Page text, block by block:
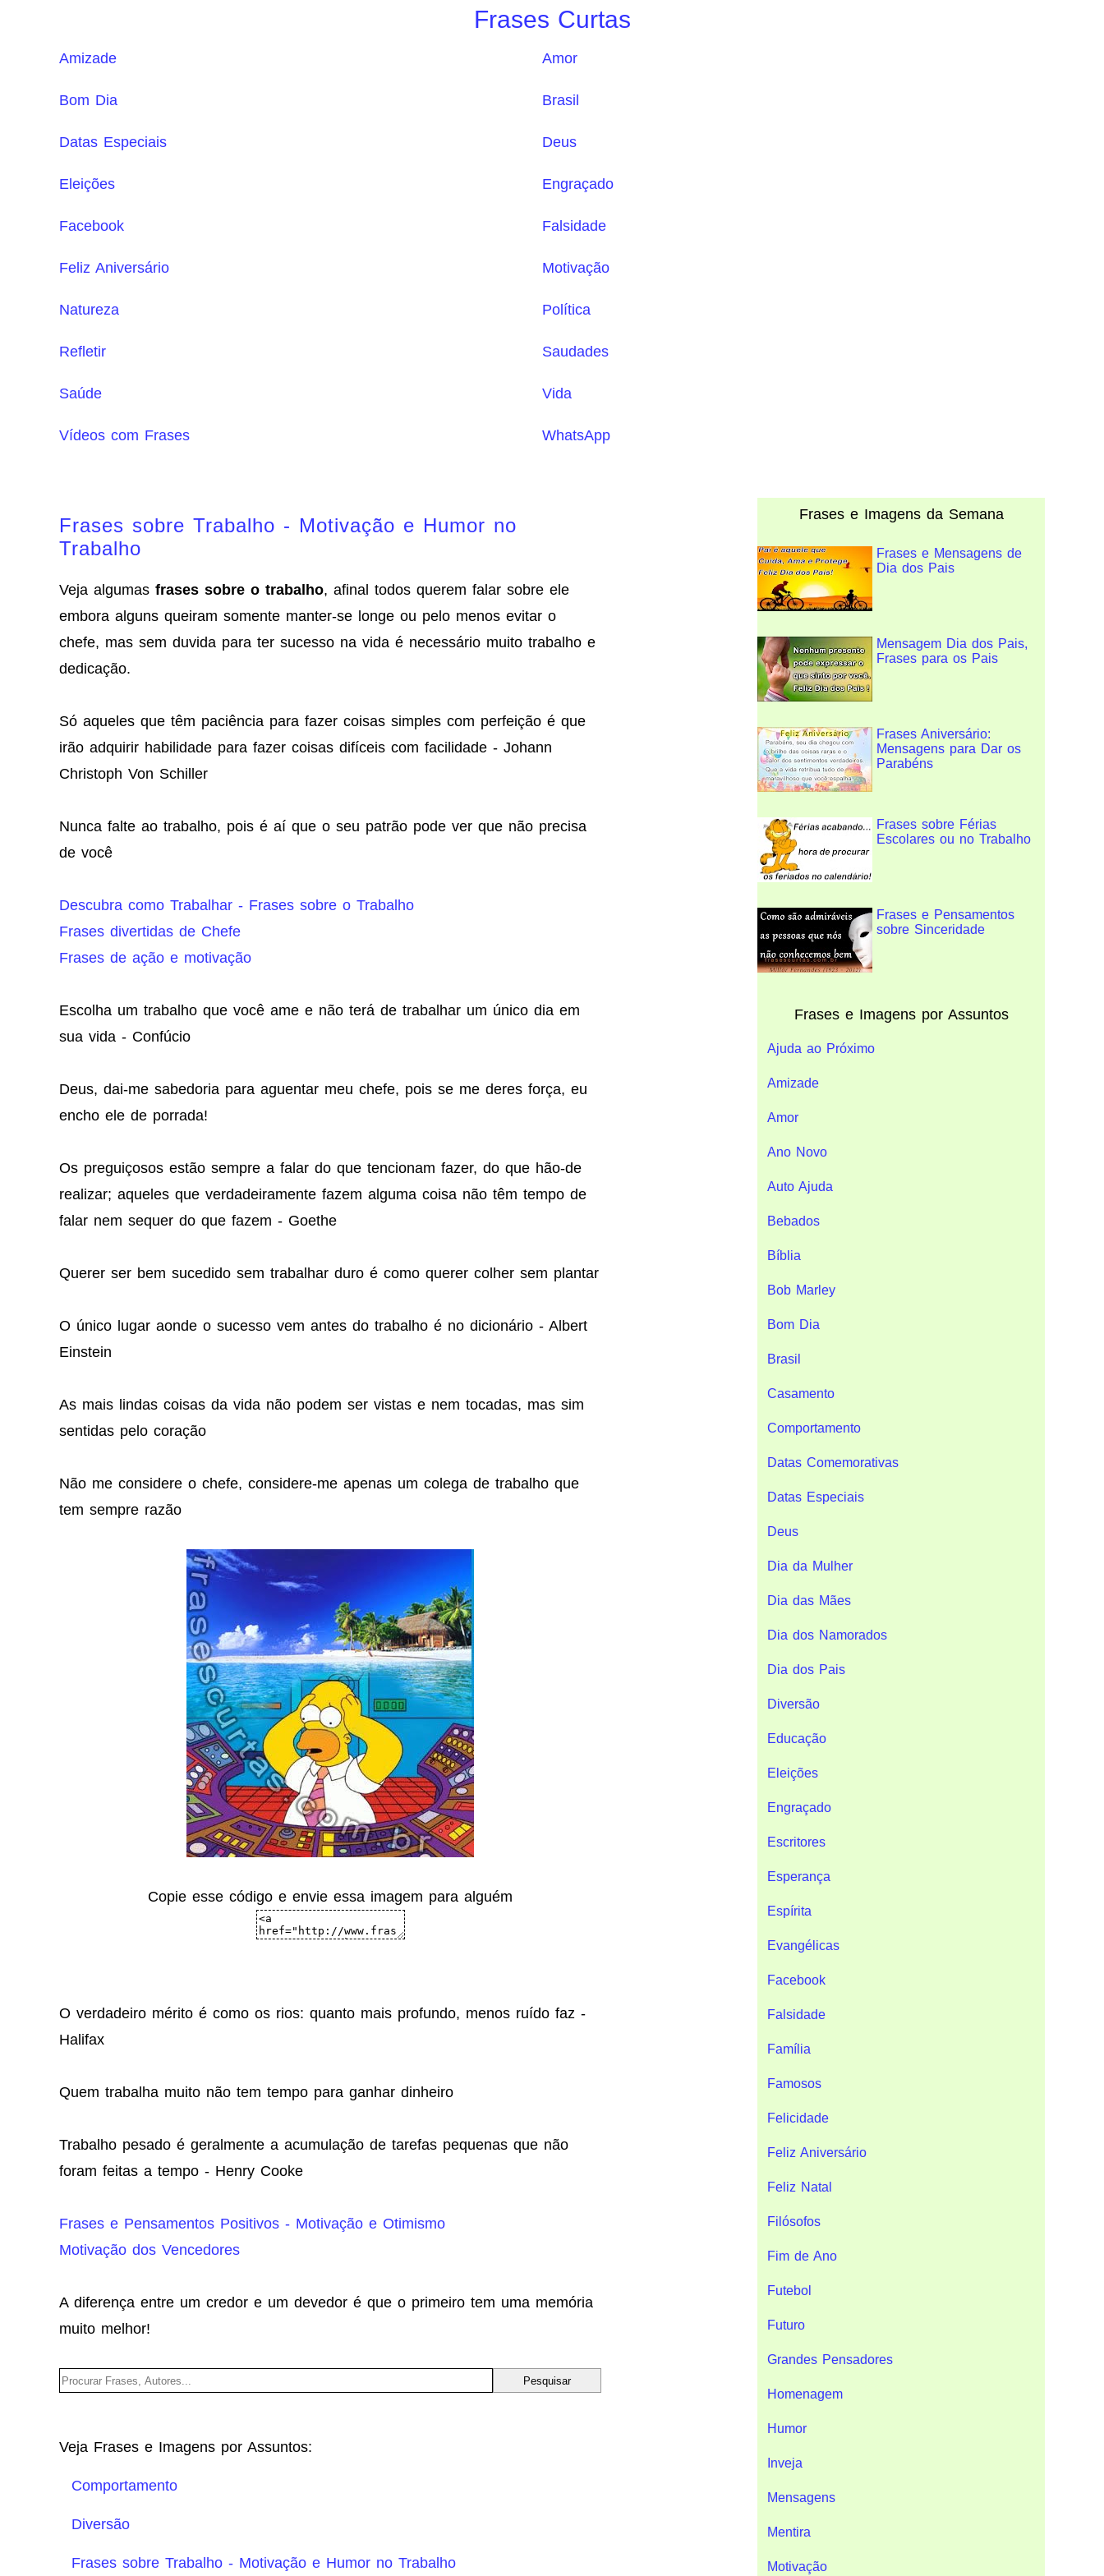
Frases Curtas
Amizade Amor
Bom Dia Brasil
Datas Especiais Deus
Eleições Engraçado
Facebook Falsidade
Feliz Aniversário Motivação
Natureza Política
Refletir Saudades
Saúde Vida
Vídeos com Frases WhatsApp
Frases sobre Trabalho - Motivação e Humor no
Trabalho
Veja algumas frases sobre o trabalho, afinal todos querem falar sobre ele
embora alguns queiram somente manter-se longe ou pelo menos evitar o
chefe, mas sem duvida para ter sucesso na vida é necessário muito trabalho e
dedicação.
Só aqueles que têm paciência para fazer coisas simples com perfeição é que
irão adquirir habilidade para fazer coisas difíceis com facilidade - Johann
Christoph Von Schiller
Nunca falte ao trabalho, pois é aí que o seu patrão pode ver que não precisa
de você
Descubra como Trabalhar - Frases sobre o Trabalho
Frases divertidas de Chefe
Frases de ação e motivação
Escolha um trabalho que você ame e não terá de trabalhar um único dia em
sua vida - Confúcio
Deus, dai-me sabedoria para aguentar meu chefe, pois se me deres força, eu
encho ele de porrada!
Os preguiçosos estão sempre a falar do que tencionam fazer, do que hão-de
realizar; aqueles que verdadeiramente fazem alguma coisa não têm tempo de
falar nem sequer do que fazem - Goethe
Querer ser bem sucedido sem trabalhar duro é como querer colher sem plantar
O único lugar aonde o sucesso vem antes do trabalho é no dicionário - Albert
Einstein
As mais lindas coisas da vida não podem ser vistas e nem tocadas, mas sim
sentidas pelo coração
Não me considere o chefe, considere-me apenas um colega de trabalho que
tem sempre razão
Copie esse código e envie essa imagem para alguém
O verdadeiro mérito é como os rios: quanto mais profundo, menos ruído faz -
Halifax
Quem trabalha muito não tem tempo para ganhar dinheiro
Trabalho pesado é geralmente a acumulação de tarefas pequenas que não
foram feitas a tempo - Henry Cooke
Frases e Pensamentos Positivos - Motivação e Otimismo
Motivação dos Vencedores
A diferença entre um credor e um devedor é que o primeiro tem uma memória
muito melhor!
Veja Frases e Imagens por Assuntos:
Comportamento
Diversão
Frases sobre Trabalho - Motivação e Humor no Trabalho
Frases e Imagens da Semana
Frases e Mensagens de
Dia dos Pais
Mensagem Dia dos Pais,
Frases para os Pais
Frases Aniversário:
Mensagens para Dar os
Parabéns
Frases sobre Férias
Escolares ou no Trabalho
Frases e Pensamentos
sobre Sinceridade
Frases e Imagens por Assuntos
Ajuda ao Próximo
Amizade
Amor
Ano Novo
Auto Ajuda
Bebados
Bíblia
Bob Marley
Bom Dia
Brasil
Casamento
Comportamento
Datas Comemorativas
Datas Especiais
Deus
Dia da Mulher
Dia das Mães
Dia dos Namorados
Dia dos Pais
Diversão
Educação
Eleições
Engraçado
Escritores
Esperança
Espírita
Evangélicas
Facebook
Falsidade
Família
Famosos
Felicidade
Feliz Aniversário
Feliz Natal
Filósofos
Fim de Ano
Futebol
Futuro
Grandes Pensadores
Homenagem
Humor
Inveja
Mensagens
Mentira
Motivação